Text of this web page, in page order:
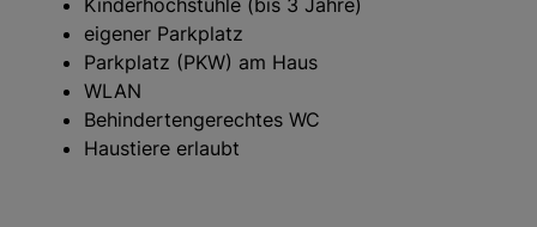
eigener Parkplatz
Parkplatz (PKW) am Haus
WLAN
Behindertengerechtes WC
Haustiere erlaubt